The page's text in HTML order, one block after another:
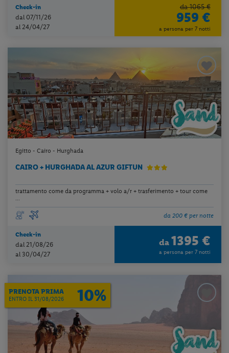
Check-in
dal 07/11/26
al 24/04/27
da 1065 €
959 €
a persona per 7 notti
Egitto - Cairo - Hurghada
CAIRO + HURGHADA AL AZUR GIFTUN
trattamento come da programma + volo a/r + trasferimento + tour come
...
da 200 € per notte
Check-in
dal 21/08/26
al 30/04/27
da 1395 €
a persona per 7 notti
PRENOTA PRIMA
ENTRO IL 31/08/2026 10%